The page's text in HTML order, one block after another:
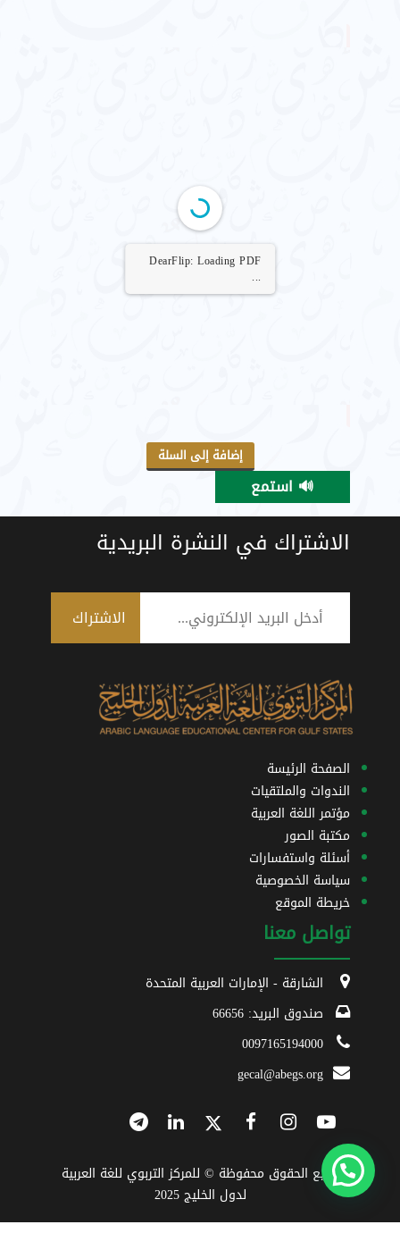
DearFlip: Loading PDF
...
إضافة إلى السلة
🔊 استمع
الاشتراك في النشرة البريدية
تواصل معنا
الشارقة - الإمارات العربية المتحدة
صندوق البريد: 66656
0097165194000
gecal@abegs.org
الصفحة الرئيسة
الندوات والملتقيات
مؤتمر اللغة العربية
مكتبة الصور
أسئلة واستفسارات
سياسة الخصوصية
خريطة الموقع
جميع الحقوق محفوظة © للمركز التربوي للغة العربية
لدول الخليج 2025